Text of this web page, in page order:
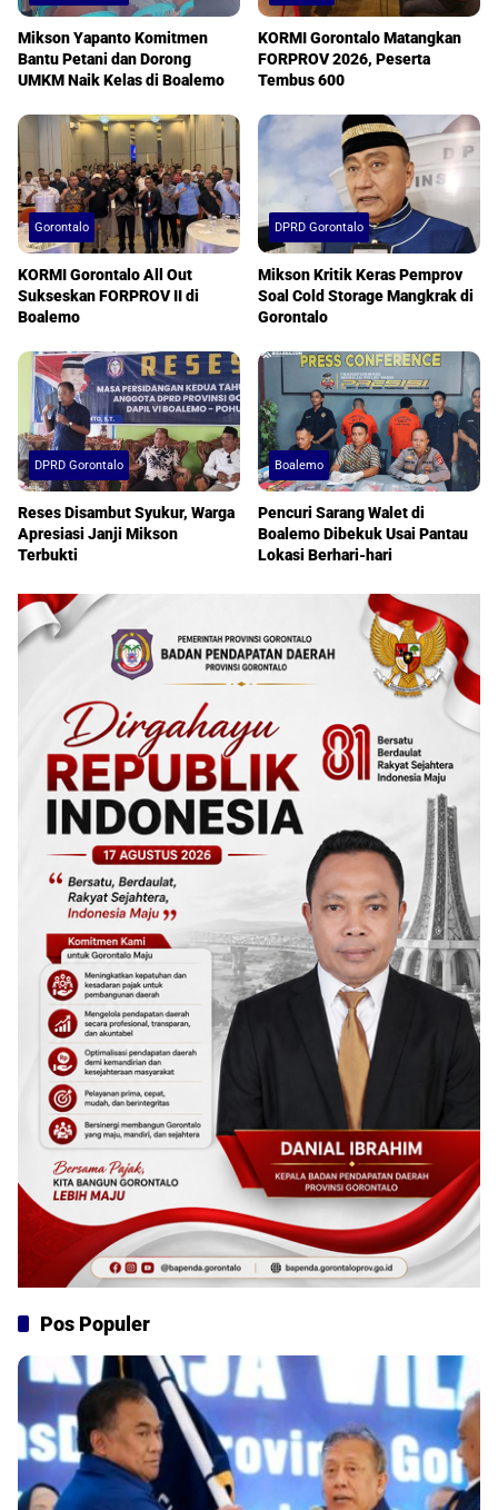
Mikson Yapanto Komitmen
Bantu Petani dan Dorong
UMKM Naik Kelas di Boalemo
KORMI Gorontalo Matangkan
FORPROV 2026, Peserta
Tembus 600
Gorontalo
KORMI Gorontalo All Out
Sukseskan FORPROV II di
Boalemo
DPRD Gorontalo
Mikson Kritik Keras Pemprov
Soal Cold Storage Mangkrak di
Gorontalo
DPRD Gorontalo
Reses Disambut Syukur, Warga
Apresiasi Janji Mikson
Terbukti
Boalemo
Pencuri Sarang Walet di
Boalemo Dibekuk Usai Pantau
Lokasi Berhari-hari
Pos Populer